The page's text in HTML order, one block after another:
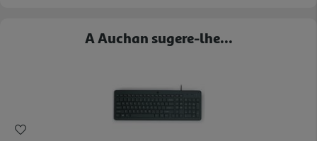
A Auchan sugere-lhe...